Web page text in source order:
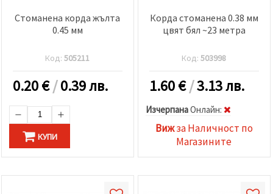
Стоманена корда жълта
0.45 мм
Код:505211
0.20€/0.39 лв.
КУПИ
Корда стоманена 0.38 мм
цвят бял ~23 метра
Код:503998
1.60€/3.13 лв.
ИзчерпанаOнлайн:
Вижза Наличност по
Магазините